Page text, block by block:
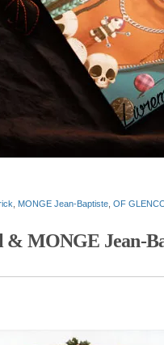
MONGE Jean-Baptiste OF
& MONGE Jean-